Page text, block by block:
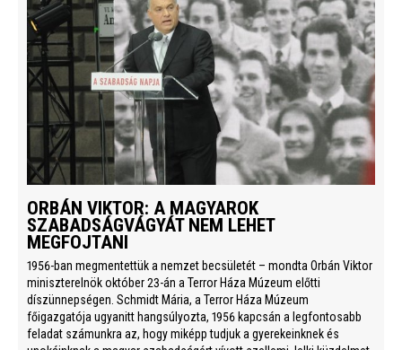
ORBÁN VIKTOR: A MAGYAROK
SZABADSÁGVÁGYÁT NEM LEHET
MEGFOJTANI
1956-ban megmentettük a nemzet becsületét – mondta Orbán Viktor
miniszterelnök október 23-án a Terror Háza Múzeum előtti
díszünnepségen. Schmidt Mária, a Terror Háza Múzeum
főigazgatója ugyanitt hangsúlyozta, 1956 kapcsán a legfontosabb
feladat számunkra az, hogy miképp tudjuk a gyerekeinknek és